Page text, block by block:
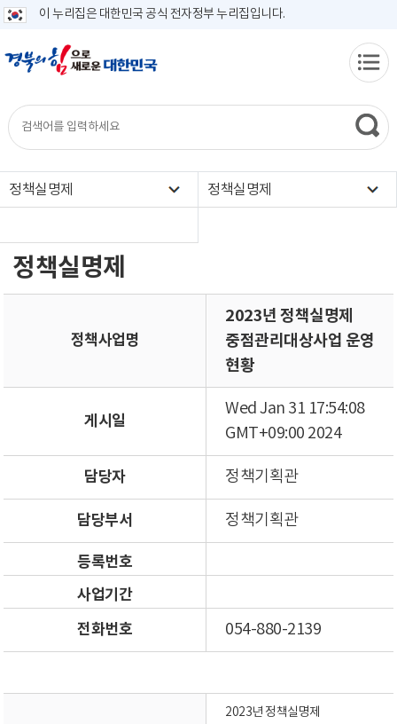
이 누리집은 대한민국 공식 전자정부 누리집입니다.
정책실명제 정책실명제
정책실명제
정책사업명
2023년 정책실명제
중점관리대상사업 운영
현황
게시일
Wed Jan 31 17:54:08
GMT+09:00 2024
담당자 정책기획관
담당부서 정책기획관
등록번호
사업기간
전화번호
054-880-2139
2023년 정책실명제